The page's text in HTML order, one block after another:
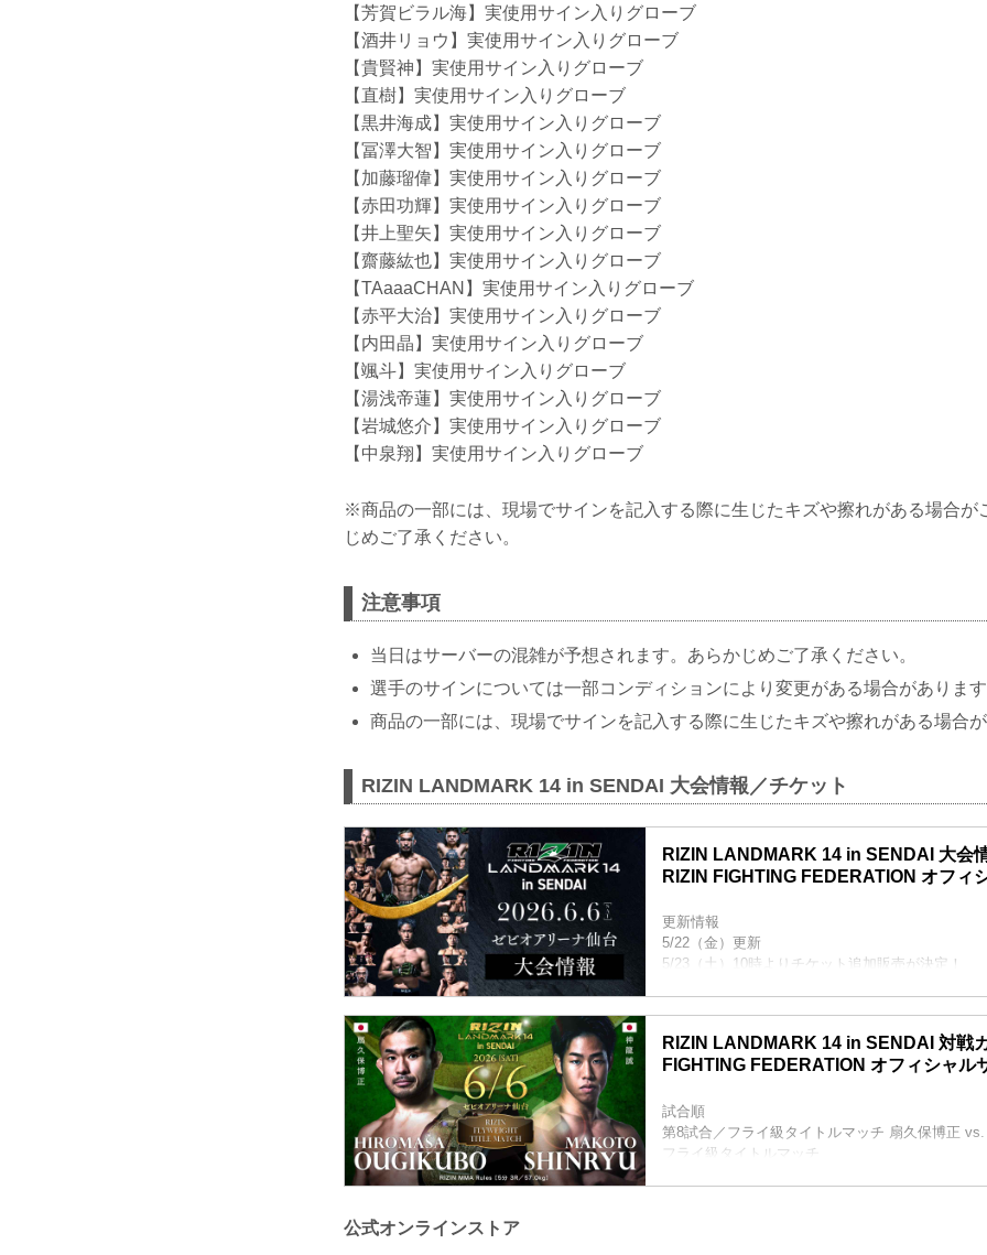
【芳賀ビラル海】実使用サイン入りグローブ
【酒井リョウ】実使用サイン入りグローブ
【貴賢神】実使用サイン入りグローブ
【直樹】実使用サイン入りグローブ
【黒井海成】実使用サイン入りグローブ
【冨澤大智】実使用サイン入りグローブ
【加藤瑠偉】実使用サイン入りグローブ
【赤田功輝】実使用サイン入りグローブ
【井上聖矢】実使用サイン入りグローブ
【齋藤紘也】実使用サイン入りグローブ
【TAaaaCHAN】実使用サイン入りグローブ
【赤平大治】実使用サイン入りグローブ
【内田晶】実使用サイン入りグローブ
【颯斗】実使用サイン入りグローブ
【湯浅帝蓮】実使用サイン入りグローブ
【岩城悠介】実使用サイン入りグローブ
【中泉翔】実使用サイン入りグローブ
※商品の一部には、現場でサインを記入する際に生じたキズや擦れがある場合が
じめご了承ください。
注意事項
当日はサーバーの混雑が予想されます。あらかじめご了承ください。
選手のサインについては一部コンディションにより変更がある場合があります
商品の一部には、現場でサインを記入する際に生じたキズや擦れがある場合が
RIZIN LANDMARK 14 in SENDAI 大会情報／チケット
RIZIN LANDMARK 14 in SENDAI 大会
RIZIN FIGHTING FEDERATION オフィ
更新情報
5/22（金）更新
5/23（土）10時よりチケット追加販売が決定！
5/23（土）10時よりチケット追加販売が決定！
のチケット追加販売が決定したぞ！
追加販売は、明日5月23日（土）10時より受付スタ
RIZIN LANDMARK 14 in SENDAI 対戦
FIGHTING FEDERATION オフィシャル
試合順
第8試合／フライ級タイトルマッチ 扇久保博正
フライ級タイトルマッチ
公式オンラインストア